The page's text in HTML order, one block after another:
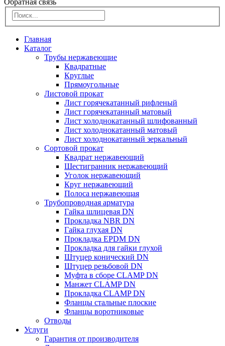
Главная
Каталог
Трубы нержавеющие
Квадратные
Круглые
Прямоугольные
Листовой прокат
Лист горячекатанный рифленый
Лист горячекатанный матовый
Лист холоднокатанный шлифованный
Лист холоднокатанный матовый
Лист холоднокатанный зеркальный
Сортовой прокат
Квадрат нержавеющий
Шестигранник нержавеющий
Уголок нержавеющий
Круг нержавеющий
Полоса нержавеющая
Трубопроводная арматура
Гайка шлицевая DN
Прокладка NBR DN
Гайка глухая DN
Прокладка EPDM DN
Прокладка для гайки глухой
Штуцер конический DN
Штуцер резьбовой DN
Муфта в сборе CLAMP DN
Манжет CLAMP DN
Прокладка CLAMP DN
Фланцы стальные плоские
Фланцы воротниковые
Отводы
Услуги
Гарантия от производителя